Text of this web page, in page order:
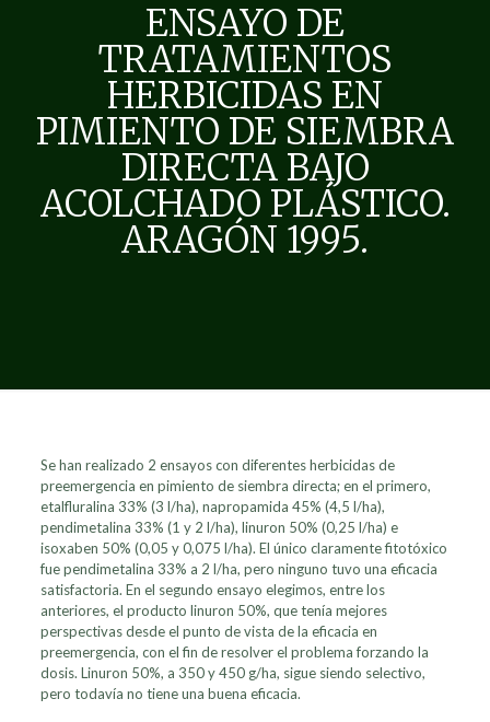
ENSAYO DE
TRATAMIENTOS
HERBICIDAS EN
PIMIENTO DE SIEMBRA
DIRECTA BAJO
ACOLCHADO PLÁSTICO.
ARAGÓN 1995.
Se han realizado 2 ensayos con diferentes herbicidas de
preemergencia en pimiento de siembra directa; en el primero,
etalfluralina 33% (3 l/ha), napropamida 45% (4,5 l/ha),
pendimetalina 33% (1 y 2 l/ha), linuron 50% (0,25 l/ha) e
isoxaben 50% (0,05 y 0,075 l/ha). El único claramente fitotóxico
fue pendimetalina 33% a 2 l/ha, pero ninguno tuvo una eficacia
satisfactoria. En el segundo ensayo elegimos, entre los
anteriores, el producto linuron 50%, que tenía mejores
perspectivas desde el punto de vista de la eficacia en
preemergencia, con el fin de resolver el problema forzando la
dosis. Linuron 50%, a 350 y 450 g/ha, sigue siendo selectivo,
pero todavía no tiene una buena eficacia.